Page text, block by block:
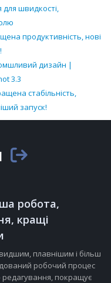
швидкості,
продуктивність, нові
дизайн |
3.3
стабільність,
запуск!
робота,
кращі
плавнішим і більш
робочий процес
редагування, покращує